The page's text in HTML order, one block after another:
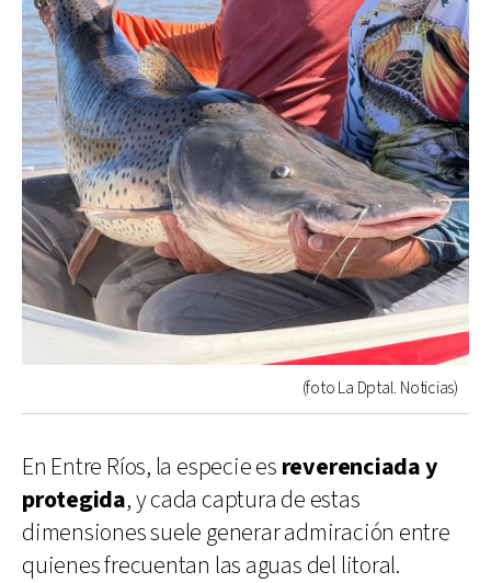
(foto La Dptal. Noticias)
En Entre Ríos, la especie es reverenciada y
protegida, y cada captura de estas
dimensiones suele generar admiración entre
quienes frecuentan las aguas del litoral.